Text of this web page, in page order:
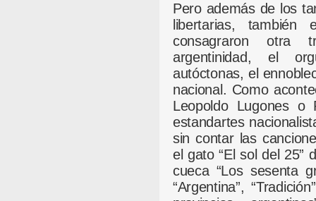
Pero además de los
libertarias, también
consagraron otra
argentinidad, el
autóctonas, el
nacional. Como
Leopoldo Lugones
estandartes
sin contar las
el gato “El sol del 25”
cueca “Los sesenta
“Argentina”,